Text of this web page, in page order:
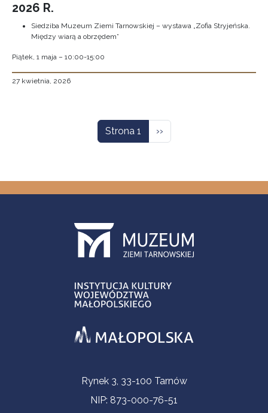
2026 R.
Siedziba Muzeum Ziemi Tarnowskiej – wystawa „Zofia Stryjeńska.
Między wiarą a obrzędem”
Piątek, 1 maja – 10:00-15:00
27 kwietnia, 2026
Strona 1 Następna strona
››
Informacje kontaktoweRynek 3, 33-100 Tarnów
NIP: 873-000-76-51